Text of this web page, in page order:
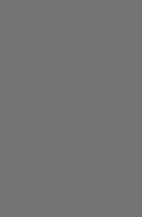
Architect
Natick
|
Engineer
Natick
|